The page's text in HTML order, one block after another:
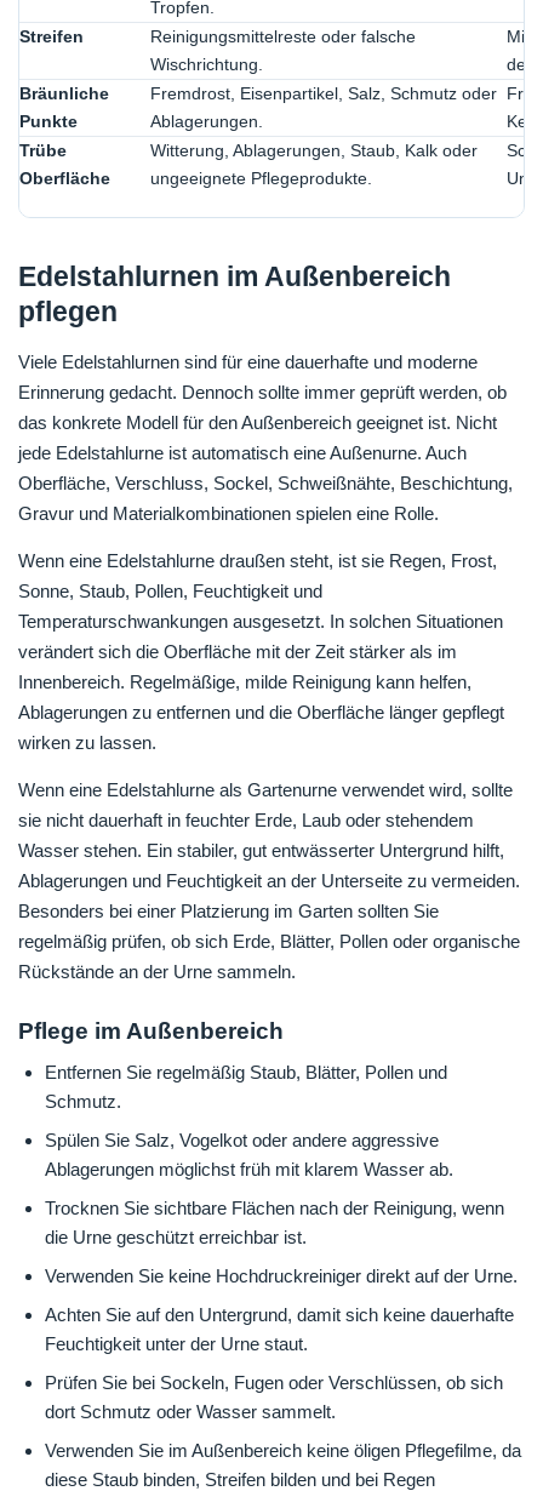
Tropfen.
Streifen
Reinigungsmittelreste oder falsche
Wischrichtung.
Mit
der
Bräunliche
Punkte
Fremdrost, Eisenpartikel, Salz, Schmutz oder
Ablagerungen.
Trübe
Oberfläche
Witterung, Ablagerungen, Staub, Kalk oder
ungeeignete Pflegeprodukte.
Edelstahlurnen im Außenbereich
pflegen
Viele Edelstahlurnen sind für eine dauerhafte und moderne
Erinnerung gedacht. Dennoch sollte immer geprüft werden, ob
das konkrete Modell für den Außenbereich geeignet ist. Nicht
jede Edelstahlurne ist automatisch eine Außenurne. Auch
Oberfläche, Verschluss, Sockel, Schweißnähte, Beschichtung,
Gravur und Materialkombinationen spielen eine Rolle.
Wenn eine Edelstahlurne draußen steht, ist sie Regen, Frost,
Sonne, Staub, Pollen, Feuchtigkeit und
Temperaturschwankungen ausgesetzt. In solchen Situationen
verändert sich die Oberfläche mit der Zeit stärker als im
Innenbereich. Regelmäßige, milde Reinigung kann helfen,
Ablagerungen zu entfernen und die Oberfläche länger gepflegt
wirken zu lassen.
Wenn eine Edelstahlurne als Gartenurne verwendet wird, sollte
sie nicht dauerhaft in feuchter Erde, Laub oder stehendem
Wasser stehen. Ein stabiler, gut entwässerter Untergrund hilft,
Ablagerungen und Feuchtigkeit an der Unterseite zu vermeiden.
Besonders bei einer Platzierung im Garten sollten Sie
regelmäßig prüfen, ob sich Erde, Blätter, Pollen oder organische
Rückstände an der Urne sammeln.
Pflege im Außenbereich
Entfernen Sie regelmäßig Staub, Blätter, Pollen und
Schmutz.
Spülen Sie Salz, Vogelkot oder andere aggressive
Ablagerungen möglichst früh mit klarem Wasser ab.
Trocknen Sie sichtbare Flächen nach der Reinigung, wenn
die Urne geschützt erreichbar ist.
Verwenden Sie keine Hochdruckreiniger direkt auf der Urne.
Achten Sie auf den Untergrund, damit sich keine dauerhafte
Feuchtigkeit unter der Urne staut.
Prüfen Sie bei Sockeln, Fugen oder Verschlüssen, ob sich
dort Schmutz oder Wasser sammelt.
Verwenden Sie im Außenbereich keine öligen Pflegefilme, da
diese Staub binden, Streifen bilden und bei Regen